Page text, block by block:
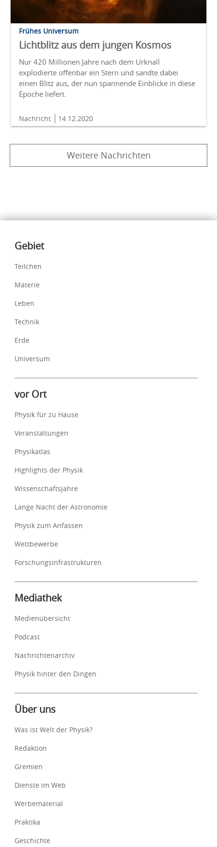
Frühes Universum
Lichtblitz aus dem jungen Kosmos
Nur 420 Millionen Jahre nach dem Urknall
explodierte offenbar ein Stern und sandte dabei
einen Blitz aus, der nun spannende Einblicke in diese
Epoche liefert.
Nachricht 14.12.2020
Weitere Nachrichten
Inhalte
Gebiet
Teilchen
Materie
Leben
Technik
Erde
Universum
vor Ort
Physik für zu Hause
Veranstaltungen
Physikatlas
Highlights der Physik
Wissenschaftsjahre
Lange Nacht der Astronomie
Physik zum Anfassen
Wettbewerbe
Forschungsinfrastrukturen
Mediathek
Medienübersicht
Podcast
Nachrichtenarchiv
Physik hinter den Dingen
Über uns
Was ist Welt der Physik?
Redaktion
Gremien
Dienste im Web
Werbematerial
Praktika
Geschichte